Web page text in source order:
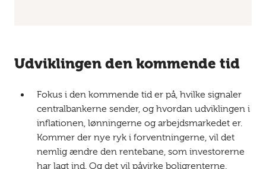
Udviklingen den kommende tid
Fokus i den kommende tid er på, hvilke signaler
centralbankerne sender, og hvordan udviklingen i
inflationen, lønningerne og arbejdsmarkedet er.
Kommer der nye ryk i forventningerne, vil det
nemlig ændre den rentebane, som investorerne
har lagt ind. Og det vil påvirke boligrenterne.